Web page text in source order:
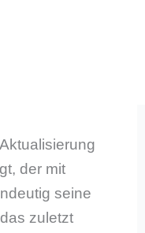
der mit
seine
zuletzt